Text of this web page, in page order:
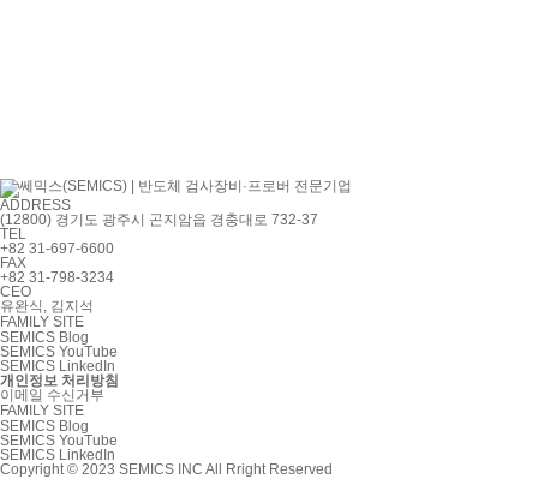
ADDRESS
(12800) 경기도 광주시 곤지암읍 경충대로 732-37
TEL
+82 31-697-6600
FAX
+82 31-798-3234
CEO
유완식, 김지석
FAMILY SITE
SEMICS Blog
SEMICS YouTube
SEMICS LinkedIn
개인정보 처리방침
이메일 수신거부
FAMILY SITE
SEMICS Blog
SEMICS YouTube
SEMICS LinkedIn
Copyright © 2023 SEMICS INC All Rright Reserved